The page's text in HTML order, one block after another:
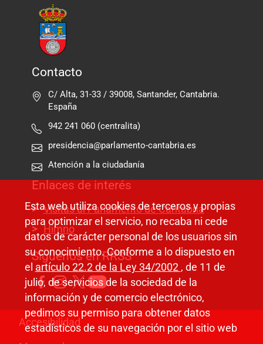
Contacto
C/ Alta, 31-33 / 39008, Santander, Cantabria.
España
942 241 060 (centralita)
presidencia@parlamento-cantabria.es
Atención a la ciudadanía
Enlaces de interés
Visitas al Parlamento de Cantabria
Himno
Síguenos en RRSS
Pie de página
Accesibilidad
Esta web utiliza cookies de terceros y propias
para optimizar el servicio, no recaba ni cede
datos de carácter personal de los usuarios sin
su conocimiento. Conforme a lo dispuesto en
el artículo 22.2 de la Ley 34/2002 , de 11 de
julio, de servicios de la sociedad de la
información y de comercio electrónico,
pedimos su permiso para obtener datos
estadísticos de su navegación por el sitio web